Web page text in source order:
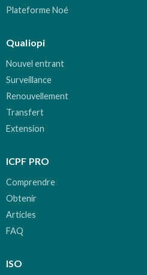
Plateforme Noé
Qualiopi
Nouvel entrant
Surveillance
Renouvellement
Transfert
Extension
ICPF PRO
Comprendre
Obtenir
Articles
FAQ
ISO